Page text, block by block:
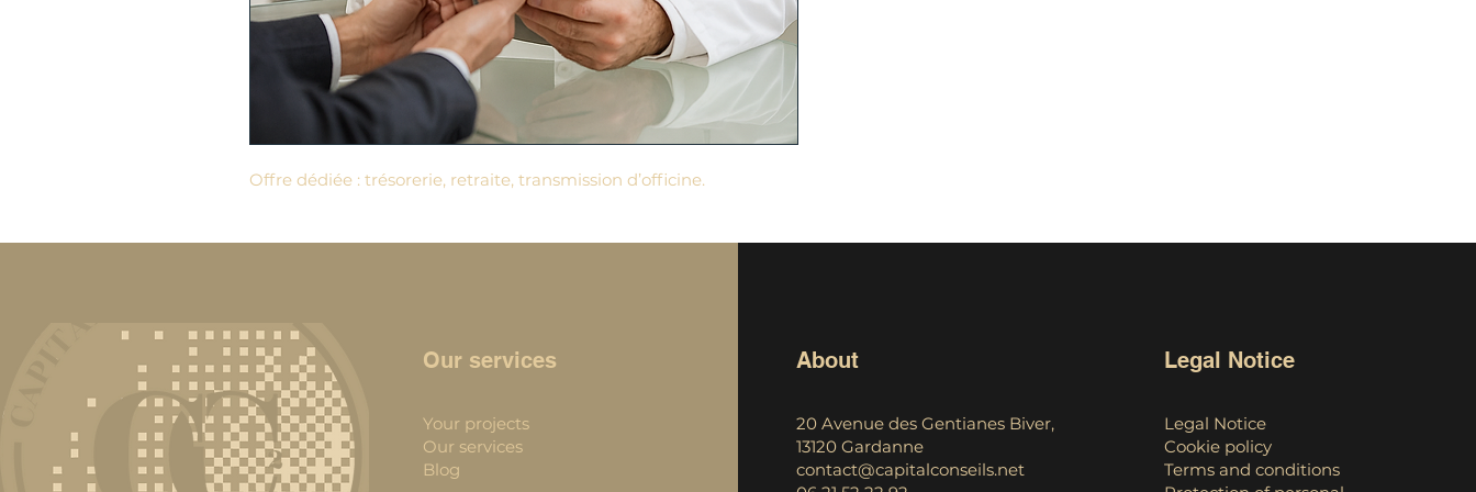
Offre dédiée : trésorerie, retraite, transmission d’officine.
Our services
Your projects
Our services
Blog
About
20 Avenue des Gentianes Biver,
13120 Gardanne
contact@capitalconseils.net
Legal Notice
Legal Notice
Cookie policy
Terms and conditions